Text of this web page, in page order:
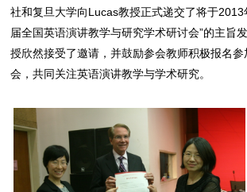
社和复旦大学向Lucas教授正式递交了将于2013
届全国英语演讲教学与研究学术研讨会”的主旨
授欣然接受了邀请，并鼓励参会教师积极报名
会，共同关注英语演讲教学与学术研究。